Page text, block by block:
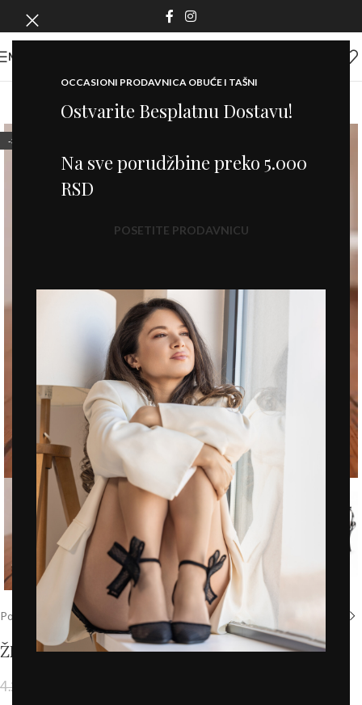
OCCASIONI PRODAVNICA OBUĆE I TAŠNI
Ostvarite Besplatnu Dostavu!
Na sve porudžbine preko 5.000
RSD
POSETITE PRODAVNICU
MENI
-30%
Click to enlarge
Početna Prodavnica
ŽENSKE SANDALE – LS242660 CRNE
4.290,00